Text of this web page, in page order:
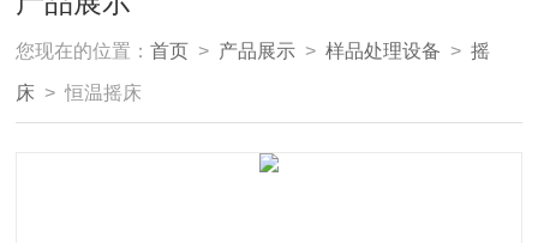
您现在的位置：首页 > 产品展示 >样品处理设备 >摇
床 > 恒温摇床